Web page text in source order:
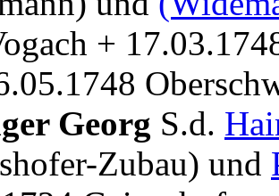
+
Georg S.d.
Zubau) und